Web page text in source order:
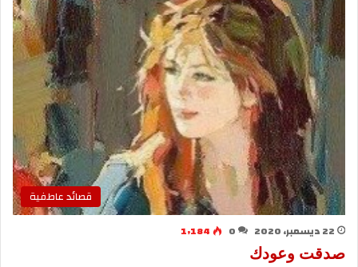
قصائد عاطفية
22 ديسمبر، 2020 0
1٬184
صدقت وعودك